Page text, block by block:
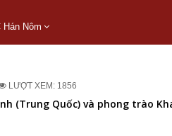
Hán Nôm
LƯỢT XEM: 1856
(Trung Quốc) và phong trào